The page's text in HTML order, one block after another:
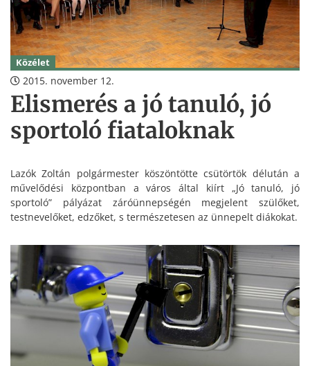
Közélet
2015. november 12.
Elismerés a jó tanuló, jó
sportoló fiataloknak
Lazók Zoltán polgármester köszöntötte csütörtök délután a
művelődési központban a város által kiírt „Jó tanuló, jó
sportoló” pályázat záróünnepségén megjelent szülőket,
testnevelőket, edzőket, s természetesen az ünnepelt diákokat.